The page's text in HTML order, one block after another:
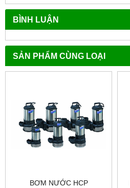
BÌNH LUẬN
SẢN PHẨM CÙNG LOẠI
BƠM NƯỚC HCP